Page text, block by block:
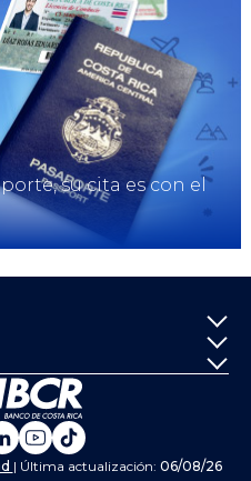
su cita es con el
Ir a la página principal del Banco de
| Última actualización: 06/08/26
de Costa Rica en
de Costa Rica
Banco de Costa Rica
Banco de Costa
Banco de